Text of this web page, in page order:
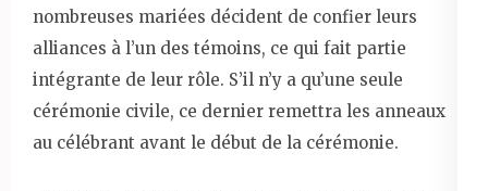
nombreuses mariées décident de confier leurs
alliances à l’un des témoins, ce qui fait partie
intégrante de leur rôle. S’il n’y a qu’une seule
cérémonie civile, ce dernier remettra les anneaux
au célébrant avant le début de la cérémonie.